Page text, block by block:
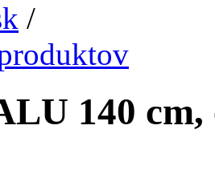
/
140 cm,